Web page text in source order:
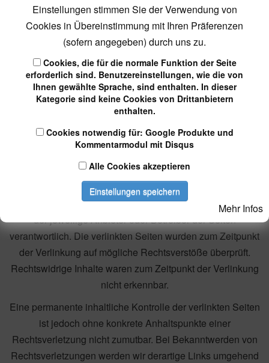
von Informationen nach den allgemeinen Gesetzen bleiben
hiervon unberührt. Eine diesbezügliche Haftung ist jedoch
erst ab dem Zeitpunkt der Kenntnis einer konkreten
Rechtsverletzung möglich. Bei Bekanntwerden von
entsprechenden Rechtsverletzungen werden wir diese
Inhalte umgehend entfernen.
Haftung für Links
auf deren Inhalte wir keinen Einfluss haben. Deshalb
können wir für diese fremden Inhalte auch keine Gewähr
übernehmen. Für die Inhalte der verlinkten Seiten ist stets
der jeweilige Anbieter oder Betreiber der Seiten
verantwortlich. Die verlinkten Seiten wurden zum Zeitpunkt
der Verlinkung auf mögliche Rechtsverstöße überprüft.
Rechtswidrige Inhalte waren zum Zeitpunkt der Verlinkung
nicht erkennbar.
Eine permanente inhaltliche Kontrolle der verlinkten Seiten
ist jedoch ohne konkrete Anhaltspunkte einer
Rechtsverletzung nicht zumutbar. Bei Bekanntwerden von
Rechtsverletzungen werden wir derartige Links umgehend
Einstellungen stimmen Sie der Verwendung von
Cookies in Übereinstimmung mit Ihren Präferenzen
(sofern angegeben) durch uns zu.
Cookies, die für die normale Funktion der Seite
erforderlich sind. Benutzereinstellungen, wie die von
Ihnen gewählte Sprache, sind enthalten. In dieser
Kategorie sind keine Cookies von Drittanbietern
enthalten.
Cookies notwendig für: Google Produkte und
Kommentarmodul mit Disqus
Alle Cookies akzeptieren
Einstellungen speichern
Mehr Infos